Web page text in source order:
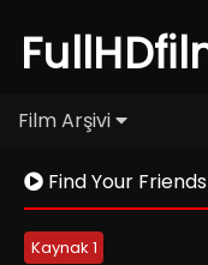
Film Arşivi
Find Your Friends
Kaynak 1